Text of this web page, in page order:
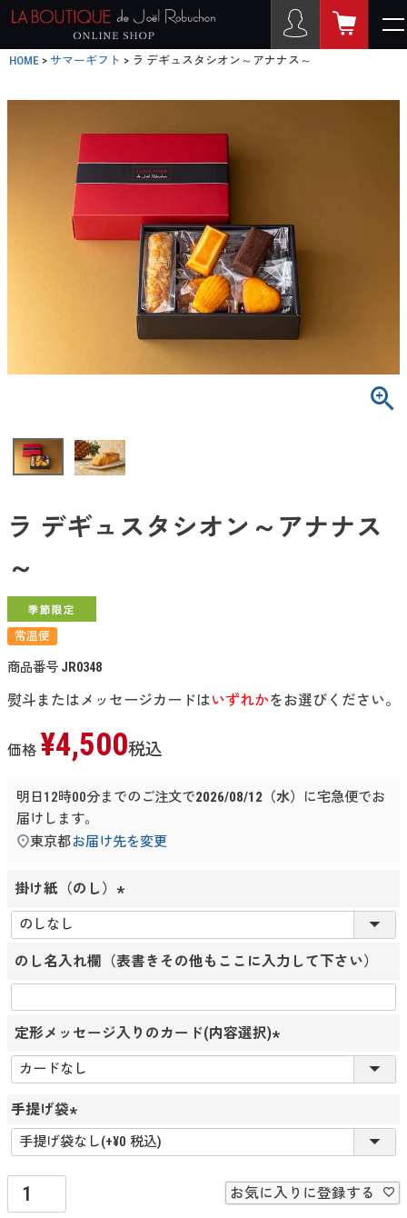
HOME サマーギフト ラ デギュスタシオン～アナナス～
ラ デギュスタシオン～アナナス
～
常温便
商品番号 JR0348
熨斗またはメッセージカードはいずれかをお選びください。
価格 ¥4,500税込
明日 12時00分までのご注文で2026/08/12（水） に宅急便でお
届けします。
東京都お届け先を変更
掛け紙（のし）
(
必
須
)
のし名入れ欄（表書きその他もここに入力して下さい）
定形メッセージ入りのカード(内容選択)
(
必
)
手提げ袋
(
必
お気に入りに登録する